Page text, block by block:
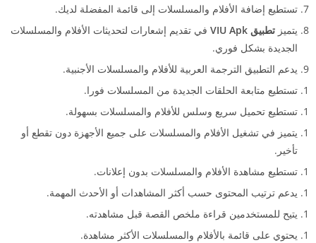
تستطيع إضافة الأفلام والمسلسلات إلى قائمة المفضلة لديك.
يتميز تطبيق VIU Apk
في تقديم إشعارات لتحديثات الأفلام والمسلسلات
الجديدة بشكل فوري.
يدعم التطبيق الترجمة العربية للأفلام والمسلسلات الأجنبية.
تستطيع متابعة الحلقات الجديدة من المسلسلات فورا.
تستطيع تحميل سريع وسلس للأفلام والمسلسلات بسهولة.
يتميز في تشغيل الأفلام والمسلسلات على جميع الأجهزة دون تقطع أو
تأخير.
تستطيع مشاهدة الأفلام والمسلسلات بدون إعلانات.
يدعم ترتيب المحتوى حسب أكثر المشاهدات أو الأحدث المهمة.
يتيح للمستخدمين قراءة ملخص القصة قبل مشاهدته.
يحتوي على قائمة بالأفلام والمسلسلات الأكثر مشاهدة.